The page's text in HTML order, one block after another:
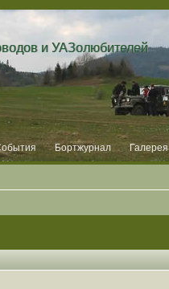
и УАЗолюбителей
Бортжурнал Галерея